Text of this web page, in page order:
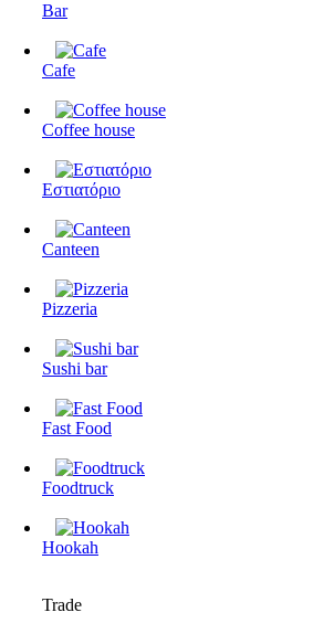
Bar
Cafe
Coffee house
Εστιατόριο
Canteen
Pizzeria
Sushi bar
Fast Food
Foodtruck
Hookah
Trade